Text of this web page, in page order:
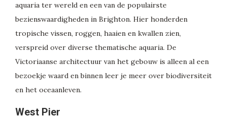
aquaria ter wereld en een van de populairste
bezienswaardigheden in Brighton. Hier honderden
tropische vissen, roggen, haaien en kwallen zien,
verspreid over diverse thematische aquaria. De
Victoriaanse architectuur van het gebouw is alleen al een
bezoekje waard en binnen leer je meer over biodiversiteit
en het oceaanleven.
West Pier